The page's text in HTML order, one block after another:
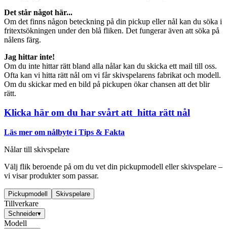
Det står något här...
Om det finns någon beteckning på din pickup eller nål kan du söka i
fritextsökningen under den blå fliken. Det fungerar även att söka på
nålens färg.
Jag hittar inte!
Om du inte hittar rätt bland alla nålar kan du skicka ett mail till oss.
Ofta kan vi hitta rätt nål om vi får skivspelarens fabrikat och modell.
Om du skickar med en bild på pickupen ökar chansen att det blir
rätt.
Klicka här om du har svårt att hitta rätt nål
Läs mer om nålbyte i Tips & Fakta
Nålar till skivspelare
Välj flik beroende på om du vet din pickupmodell eller skivspelare –
vi visar produkter som passar.
Pickupmodell Skivspelare
Tillverkare
Schneider▾
Modell